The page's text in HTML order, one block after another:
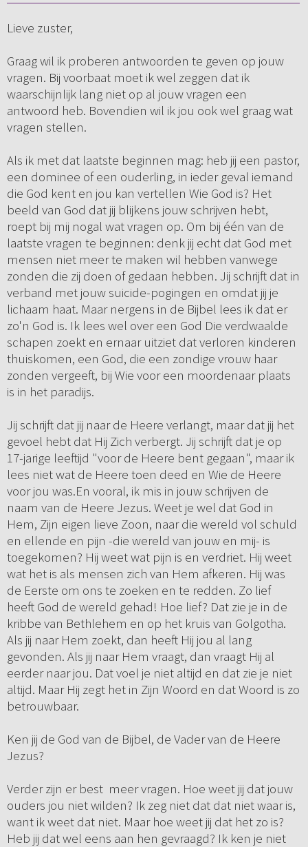
Lieve zuster,
Graag wil ik proberen antwoorden te geven op jouw
vragen. Bij voorbaat moet ik wel zeggen dat ik
waarschijnlijk lang niet op al jouw vragen een
antwoord heb. Bovendien wil ik jou ook wel graag wat
vragen stellen.
Als ik met dat laatste beginnen mag: heb jij een pastor,
een dominee of een ouderling, in ieder geval iemand
die God kent en jou kan vertellen Wie God is? Het
beeld van God dat jij blijkens jouw schrijven hebt,
roept bij mij nogal wat vragen op. Om bij één van de
laatste vragen te beginnen: denk jij echt dat God met
mensen niet meer te maken wil hebben vanwege
zonden die zij doen of gedaan hebben. Jij schrijft dat in
verband met jouw suicide-pogingen en omdat jij je
lichaam haat. Maar nergens in de Bijbel lees ik dat er
zo'n God is. Ik lees wel over een God Die verdwaalde
schapen zoekt en ernaar uitziet dat verloren kinderen
thuiskomen, een God, die een zondige vrouw haar
zonden vergeeft, bij Wie voor een moordenaar plaats
is in het paradijs.
Jij schrijft dat jij naar de Heere verlangt, maar dat jij het
gevoel hebt dat Hij Zich verbergt. Jij schrijft dat je op
17-jarige leeftijd "voor de Heere bent gegaan", maar ik
lees niet wat de Heere toen deed en Wie de Heere
voor jou was.En vooral, ik mis in jouw schrijven de
naam van de Heere Jezus. Weet je wel dat God in
Hem, Zijn eigen lieve Zoon, naar die wereld vol schuld
en ellende en pijn -die wereld van jouw en mij- is
toegekomen? Hij weet wat pijn is en verdriet. Hij weet
wat het is als mensen zich van Hem afkeren. Hij was
de Eerste om ons te zoeken en te redden. Zo lief
heeft God de wereld gehad! Hoe lief? Dat zie je in de
kribbe van Bethlehem en op het kruis van Golgotha.
Als jij naar Hem zoekt, dan heeft Hij jou al lang
gevonden. Als jij naar Hem vraagt, dan vraagt Hij al
eerder naar jou. Dat voel je niet altijd en dat zie je niet
altijd. Maar Hij zegt het in Zijn Woord en dat Woord is zo
betrouwbaar.
Ken jij de God van de Bijbel, de Vader van de Heere
Jezus?
Verder zijn er best meer vragen. Hoe weet jij dat jouw
ouders jou niet wilden? Ik zeg niet dat dat niet waar is,
want ik weet dat niet. Maar hoe weet jij dat het zo is?
Heb jij dat wel eens aan hen gevraagd? Ik ken je niet